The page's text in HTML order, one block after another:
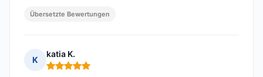
Übersetzte Bewertungen
K
katia K.
Hinweis: 5 von 5